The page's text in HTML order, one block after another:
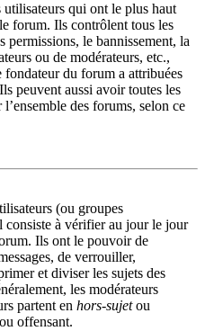
utilisateurs qui ont le plus haut
forum. Ils contrôlent tous les
permissions, le bannissement, la
ou de modérateurs, etc.,
fondateur du forum a attribuées
peuvent aussi avoir toutes les
des forums, selon ce
(ou groupes
consiste à vérifier au jour le jour
Ils ont le pouvoir de
de verrouiller,
et diviser les sujets des
les modérateurs
partent en hors-sujetou
offensant.